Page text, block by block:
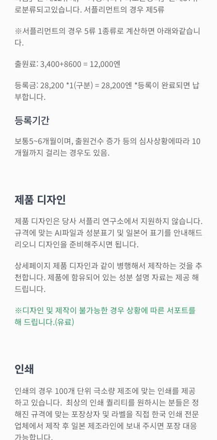
로분류되고있습니다. 서플리먼트의 경우 제5류
※서플리먼트의 경우 5류 1종류로 계산하면 아래와같습니
다.
출원료: 3,400+8600 = 12,000엔
등록금: 28,200 *1(구분) = 28,200엔 *등록이 완료되면 납
부합니다.
등록기간
보통5~6개월이며, 출원건수 증가 등의 심사상황에따라 10
개월까지 걸리는 경우도 있음.
제품 디자인
제품 디자인은 당사 서플리 연구소에서 지원하지 않습니다.
규격에 맞는 AI파일과 성분표기 및 일본어 표기를 안내해드
리오니 디자인을 준비해주시면 됩니다.
상세페이지 제품 디자인과 같이 병행해서 제작하는 것을 추
천합니다. 제품에 함유되어 있는 성분 설명 자료는 제공 해
드립니다.
※디자인 및 제작이 불가능한 경우 상황에 따른 서포트를
해 드립니다.(유료)
인쇄
인쇄의 경우 100개 단위 극소량 제조에 맞는 인쇄를 제공
하고 있습니다. 최상의 인쇄 퀄리티를 원하시는 분들은 정
해진 규격에 맞는 포장상자 및 라벨을 직접 한국 인쇄 전문
업체에서 제작 후 일본 제조라인에 보내 주시면 포장 대응
가능합니다.